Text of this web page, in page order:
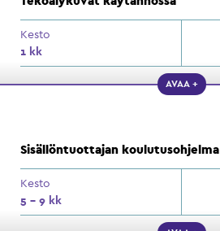
Kesto
1 kk
AVAA +
Sisällöntuottajan koulutusohjelma
Kesto
5 - 9 kk